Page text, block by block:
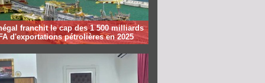
franchit le cap des 1 500 milliards
d'exportations pétrolières en 2025